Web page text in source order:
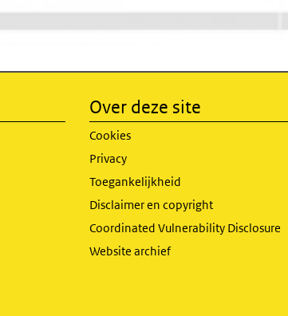
Over deze site
Cookies
Privacy
Toegankelijkheid
Disclaimer en copyright
Coordinated Vulnerability Disclosure
Website archief